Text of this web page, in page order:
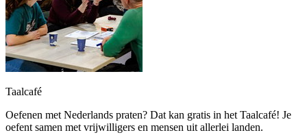
Taalcafé
Oefenen met Nederlands praten? Dat kan gratis in het Taalcafé! Je
oefent samen met vrijwilligers en mensen uit allerlei landen.